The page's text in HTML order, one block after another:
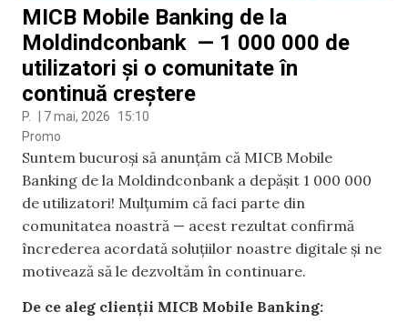
MICB Mobile Banking de la
Moldindconbank — 1 000 000 de
utilizatori și o comunitate în
continuă creștere
P. 7 mai, 2026
15:10
Promo
Suntem bucuroși să anunțăm că MICB Mobile
Banking de la Moldindconbank a depășit 1 000 000
de utilizatori! Mulțumim că faci parte din
comunitatea noastră — acest rezultat confirmă
încrederea acordată soluțiilor noastre digitale și ne
motivează să le dezvoltăm în continuare.
De ce aleg clienții MICB Mobile Banking: